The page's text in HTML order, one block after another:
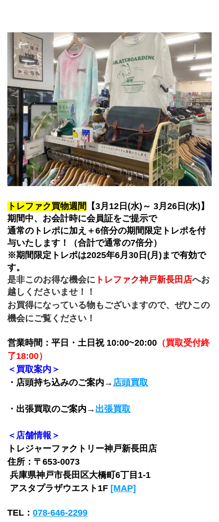
トレファク買物週間 【3月12日(水)～ 3月26日(水)】
期間中、お会計時に会員証をご提示で
通常のトレポに加え＋6倍分の期間限定トレポを付
与いたします！（合計で通常の7倍分）
※期間限定トレポは2025年6月30日(月)まで有効で
す。
是非このお得な機会に トレファク神戸新長田店へお
越しくださいませ！！
お買得になっている物もございますので、ぜひこの
機会にご覧ください！
営業時間：平日・土日祝 10:00~20:00 （買取受付終
了18:00）
＜買取案内＞
・店頭持ち込みのご案内→ 店頭買取
・出張買取のご案内→ 出張買取
＜店舗情報＞
トレジャーファクトリー神戸新長田店
住所：〒653-0073
兵庫県神戸市長田区大橋町6丁目1-1
アスタプラザウエスト1F [MAP]
TEL： 078-646-2299